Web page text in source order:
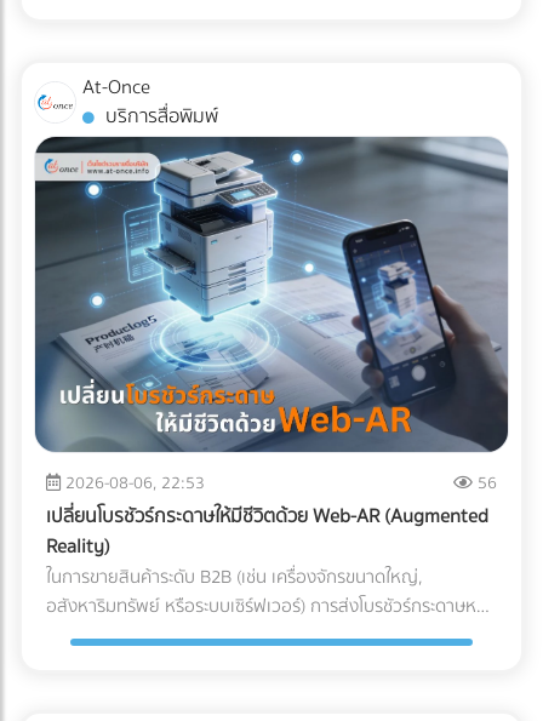
ต้องหยุดทำงานไปด้วย เพื่อความปลอดภัยของช่างไฟที่กำลัง
ซ่อมแซมสายไฟอยู่ด้านนอก ทำให้โรงงานต้องพึ่งพาเครื่องปั่นไฟ
(Generator) ที่ใช้น้ำมันดีเซลซึ่งมีต้นทุนสูงและปล่อยมลพิษอีก
ด้วย แต่ในปี 2026 เทคโนโลยี Industrial ESS (Energy Storage
System) หรือแบตเตอรี่อุตสาหกรรม ได้เข้ามาปฏิวัติวงการ การ
ผสานระบบ Solar Hybrid เข้ากับ ESS กลายเป็นจิ๊กซอว์ชิ้น
สำคัญที่เจ้าของโรงงานกำลังจับตามอง คำถามคือ... การลงทุน
ระบบนี้ "คุ้มทุน" จริงหรือไม่? บทความนี้จะพาคุณไปเจาะลึกทุกมิติ
ครับ "ต้นทุนแฝง" เมื่อเครื่องจักรสะดุด ที่บิลค่าไฟไม่ได้บอกคุณ
ก่อนจะตอบว่าแบตเตอรี่คุ้มไหม เราต้องประเมิน "ความสูญเสีย"
ที่แท้จริงเวลาโรงงานไฟดับกันก่อนครับ ซึ่งมักจะประกอบไปด้วย 3
ประเด็นที่รบกวนใจผู้บริหารหลายคน: วัตถุดิบที่ต้องเททิ้ง
(Wasted Raw Materials): สำหรับโรงงานพลาสติก อาหาร
หรือเคมีภัณฑ์ หากความร้อนตกหรือสายพานหยุดกะทันหัน
วัตถุดิบที่ค้างอยู่ในเครื่องจักรจะเสียหายและกลายเป็นของเสีย
(Defect/Scrap) ทันที เวลาในการรีเซ็ตระบบ (Downtime &
Restart Time): ไฟดับ 15 นาที ไม่ได้แปลว่ากลับมาผลิตต่อได้ใน
นาทีที่ 16 เครื่องจักรขนาดใหญ่ CNC หรือเตาอบ ต้องใช้เวลา
วอร์มอัปและตั้งค่าพารามิเตอร์ใหม่ ซึ่งอาจกินเวลาเป็นชั่วโมง ค่า
ปรับและความเชื่อมั่น (Penalties & Reputation): การสะดุดของ
At-Once
บริการสื่อพิมพ์
2026-08-06, 22:53 56
เปลี่ยนโบรชัวร์กระดาษให้มีชีวิตด้วย Web-AR (Augmented
Reality)
ในการขายสินค้าระดับ B2B (เช่น เครื่องจักรขนาดใหญ่,
อสังหาริมทรัพย์ หรือระบบเซิร์ฟเวอร์) การส่งโบรชัวร์กระดาษหนา
เตอะให้ผู้บริหารอ่าน มักจะจบลงที่ถังขยะ ในยุคที่คู่แข่งต่างนำ